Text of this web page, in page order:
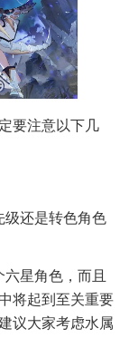
要注意以下几
级还是转色角色
星角色，而且
将起到至关重要
议大家考虑水属